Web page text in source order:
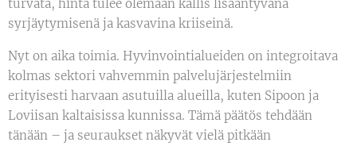
turvata, hinta tulee olemaan kallis lisääntyvänä
syrjäytymisenä ja kasvavina kriiseinä.
Nyt on aika toimia. Hyvinvointialueiden on integroitava
kolmas sektori vahvemmin palvelujärjestelmiin
erityisesti harvaan asutuilla alueilla, kuten Sipoon ja
Loviisan kaltaisissa kunnissa. Tämä päätös tehdään
tänään – ja seuraukset näkyvät vielä pitkään